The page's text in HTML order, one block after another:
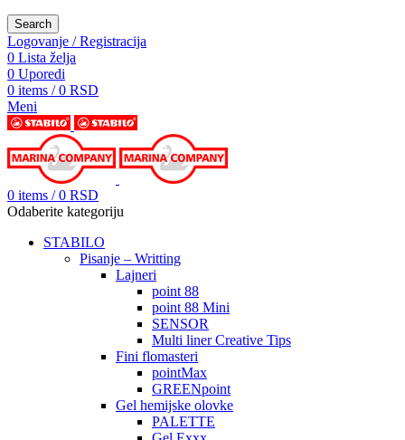
Search
Logovanje / Registracija
0 Lista želja
0 Uporedi
0 items / 0 RSD
Meni
0 items / 0 RSD
Odaberite kategoriju
STABILO
Pisanje – Writting
Lajneri
point 88
point 88 Mini
SENSOR
Multi liner Creative Tips
Fini flomasteri
pointMax
GREENpoint
Gel hemijske olovke
PALETTE